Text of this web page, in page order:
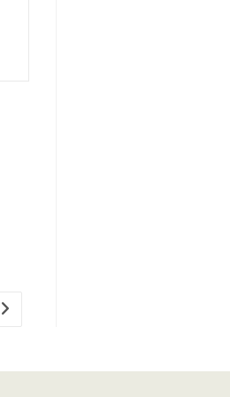
Aller à la page suivante